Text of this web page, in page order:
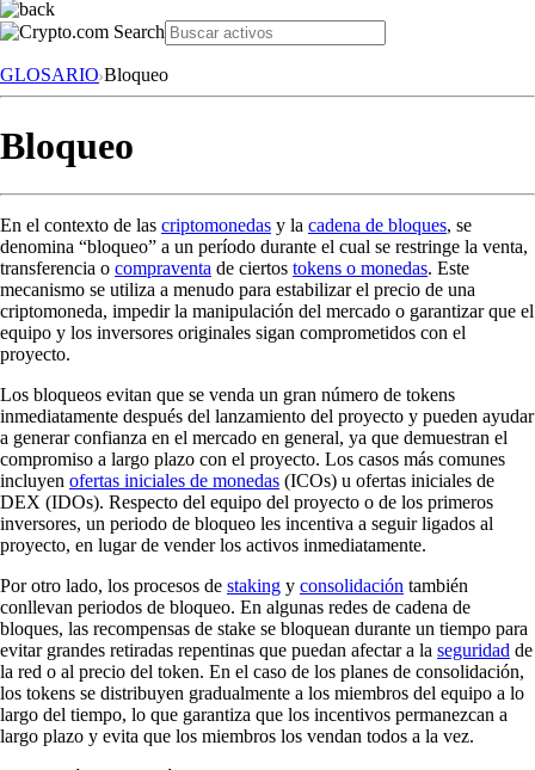
GLOSARIO Bloqueo
Bloqueo
En el contexto de las criptomonedas y la cadena de bloques, se
denomina “bloqueo” a un período durante el cual se restringe la venta,
transferencia o compraventa de ciertos tokens o monedas. Este
mecanismo se utiliza a menudo para estabilizar el precio de una
criptomoneda, impedir la manipulación del mercado o garantizar que el
equipo y los inversores originales sigan comprometidos con el
proyecto.
Los bloqueos evitan que se venda un gran número de tokens
inmediatamente después del lanzamiento del proyecto y pueden ayudar
a generar confianza en el mercado en general, ya que demuestran el
compromiso a largo plazo con el proyecto. Los casos más comunes
incluyen ofertas iniciales de monedas (ICOs) u ofertas iniciales de
DEX (IDOs). Respecto del equipo del proyecto o de los primeros
inversores, un periodo de bloqueo les incentiva a seguir ligados al
proyecto, en lugar de vender los activos inmediatamente.
Por otro lado, los procesos de staking y consolidación también
conllevan periodos de bloqueo. En algunas redes de cadena de
bloques, las recompensas de stake se bloquean durante un tiempo para
evitar grandes retiradas repentinas que puedan afectar a la seguridad de
la red o al precio del token. En el caso de los planes de consolidación,
los tokens se distribuyen gradualmente a los miembros del equipo a lo
largo del tiempo, lo que garantiza que los incentivos permanezcan a
largo plazo y evita que los miembros los vendan todos a la vez.